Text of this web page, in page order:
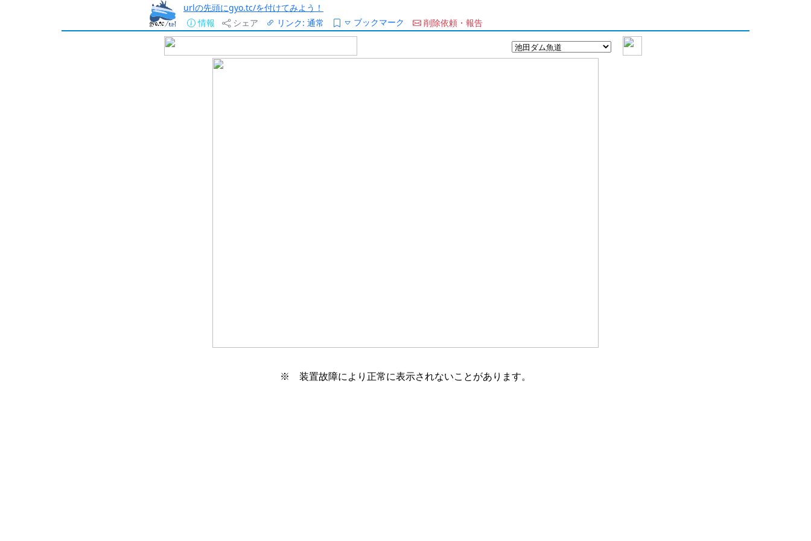
urlの先頭にgyo.tc/を付けてみよう！
情報
シェア リンク: 通常 ブックマーク 削除依頼・報告